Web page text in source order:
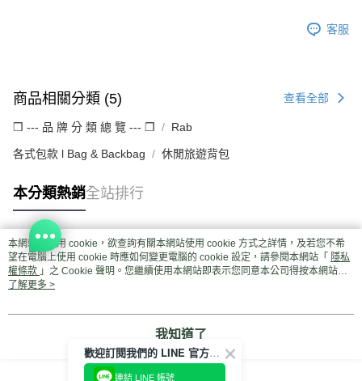
客服
商品相關分類 (5) 查看全部
❒ --- 品 牌 分 類 總 覽 --- ❒ Rab
各式包款 l Bag & Backbag 休閒旅遊背包
本分類熱銷全站排行
熱門標籤
本網站中使用 cookie，欲查詢有關本網站使用 cookie 方式之詳情，及若您不希
望在電腦上使用 cookie 時應如何變更電腦的 cookie 設定，請參閱本網站「 隱私
權條款 」之 Cookie 聲明。您繼續使用本網站即表示您同意本公司得按本網站使
用條款之 Cookie 聲明使用 cookie。
了解更多 >
我知道了
歡迎訂閱我們的 LINE 官方帳號
連結 LINE 帳號